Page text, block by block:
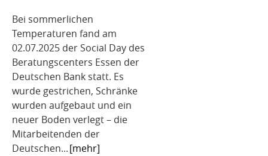
Bei sommerlichen
Temperaturen fand am
02.07.2025 der Social Day des
Beratungscenters Essen der
Deutschen Bank statt. Es
wurde gestrichen, Schränke
wurden aufgebaut und ein
neuer Boden verlegt – die
Mitarbeitenden der
Deutschen...[mehr]